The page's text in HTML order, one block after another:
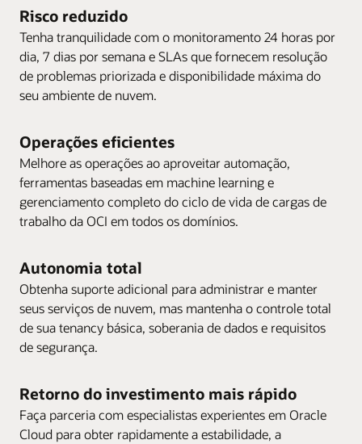
Risco reduzido
Tenha tranquilidade com o monitoramento 24 horas por
dia, 7 dias por semana e SLAs que fornecem resolução
de problemas priorizada e disponibilidade máxima do
seu ambiente de nuvem.
Operações eficientes
Melhore as operações ao aproveitar automação,
ferramentas baseadas em machine learning e
gerenciamento completo do ciclo de vida de cargas de
trabalho da OCI em todos os domínios.
Autonomia total
Obtenha suporte adicional para administrar e manter
seus serviços de nuvem, mas mantenha o controle total
de sua tenancy básica, soberania de dados e requisitos
de segurança.
Retorno do investimento mais rápido
Faça parceria com especialistas experientes em Oracle
Cloud para obter rapidamente a estabilidade, a